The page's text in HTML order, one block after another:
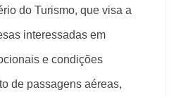
do Turismo, que visa a
interessadas em
e condições
de passagens aéreas,